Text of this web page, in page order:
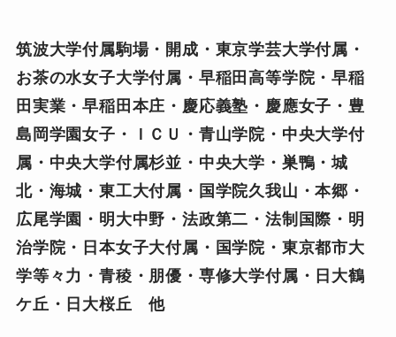
筑波大学付属駒場・開成・東京学芸大学付属・
お茶の水女子大学付属・早稲田高等学院・早稲
田実業・早稲田本庄・慶応義塾・慶應女子・豊
島岡学園女子・ＩＣＵ・青山学院・中央大学付
属・中央大学付属杉並・中央大学・巣鴨・城
北・海城・東工大付属・国学院久我山・本郷・
広尾学園・明大中野・法政第二・法制国際・明
治学院・日本女子大付属・国学院・東京都市大
学等々力・青稜・朋優・専修大学付属・日大鶴
ケ丘・日大桜丘 他